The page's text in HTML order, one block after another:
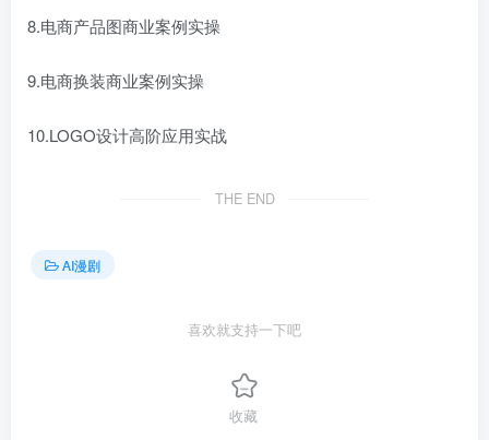
8.电商产品图商业案例实操
9.电商换装商业案例实操
10.LOGO设计高阶应用实战
THE END
AI漫剧
喜欢就支持一下吧
收藏